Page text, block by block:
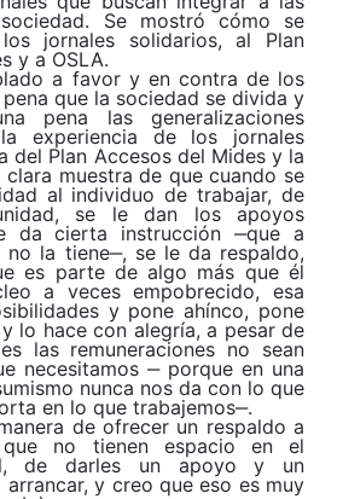
Se mostró cómo se
jornales solidarios, al Plan
y a OSLA.
a favor y en contra de los
que la sociedad se divida y
pena las generalizaciones
experiencia de los jornales
del Plan Accesos del Mides y la
clara muestra de que cuando se
al individuo de trabajar, de
se le dan los apoyos
da cierta instrucción ‒que a
no la tiene‒, se le da respaldo,
es parte de algo más que él
a veces empobrecido, esa
y pone ahínco, pone
lo hace con alegría, a pesar de
las remuneraciones no sean
necesitamos ‒ porque en una
nunca nos da con lo que
en lo que trabajemos‒.
de ofrecer un respaldo a
que no tienen espacio en el
de darles un apoyo y un
y creo que eso es muy